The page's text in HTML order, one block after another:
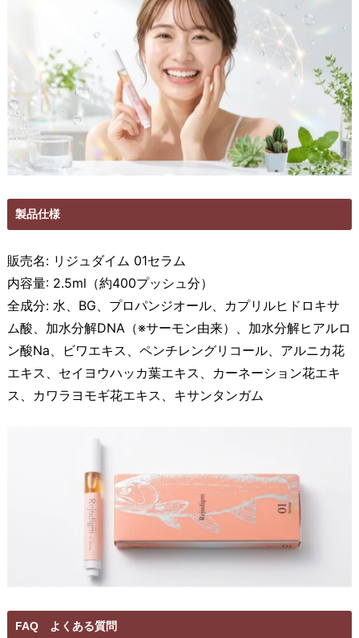
製品仕様
販売名: リジュダイム 01セラム
内容量: 2.5ml（約400プッシュ分）
全成分: 水、BG、プロパンジオール、カプリルヒドロキサ
ム酸、加水分解DNA（※サーモン由来）、加水分解ヒアルロ
ン酸Na、ビワエキス、ペンチレングリコール、アルニカ花
エキス、セイヨウハッカ葉エキス、カーネーション花エキ
ス、カワラヨモギ花エキス、キサンタンガム
FAQ よくある質問